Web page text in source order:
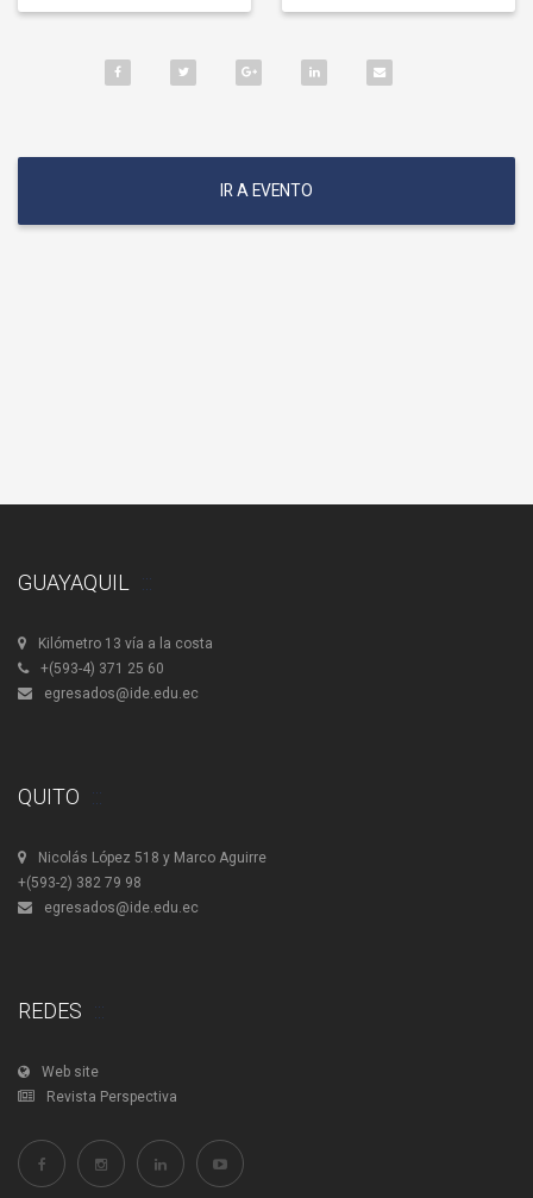
IR A EVENTO
GUAYAQUIL
Kilómetro 13 vía a la costa
+(593-4) 371 25 60
egresados@ide.edu.ec
QUITO
Nicolás López 518 y Marco Aguirre
+(593-2) 382 79 98
egresados@ide.edu.ec
REDES
Web site
Revista Perspectiva